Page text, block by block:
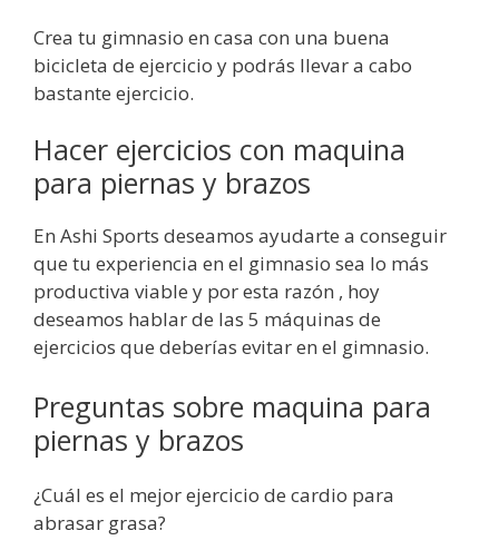
Crea tu gimnasio en casa con una buena
bicicleta de ejercicio y podrás llevar a cabo
bastante ejercicio.
Hacer ejercicios con maquina
para piernas y brazos
En Ashi Sports deseamos ayudarte a conseguir
que tu experiencia en el gimnasio sea lo más
productiva viable y por esta razón , hoy
deseamos hablar de las 5 máquinas de
ejercicios que deberías evitar en el gimnasio.
Preguntas sobre maquina para
piernas y brazos
¿Cuál es el mejor ejercicio de cardio para
abrasar grasa?